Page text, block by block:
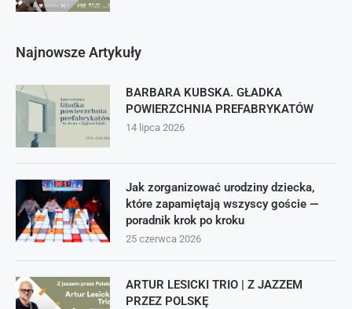
Najnowsze Artykuły
BARBARA KUBSKA. GŁADKA
POWIERZCHNIA PREFABRYKATÓW
14 lipca 2026
Jak zorganizować urodziny dziecka,
które zapamiętają wszyscy goście —
poradnik krok po kroku
25 czerwca 2026
ARTUR LESICKI TRIO | Z JAZZEM
PRZEZ POLSKĘ